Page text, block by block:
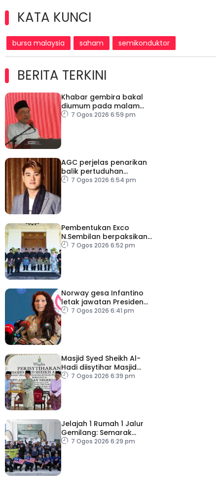
KATA KUNCI
bursa malaysia saham semikonduktor
BERITA TERKINI
Khabar gembira bakal
diumum pada malam
ambang merdeka
7 Ogos 2026 6:59 pm
AGC perjelas penarikan
balik pertuduhan
terhadap Nicky Liow
7 Ogos 2026 6:54 pm
Pembentukan Exco
N.Sembilan berpaksikan
cekap, integriti dan kerja
7 Ogos 2026 6:52 pm
Norway gesa Infantino
letak jawatan Presiden
FIFA7 Ogos 2026 6:41 pm
Masjid Syed Sheikh Al-
Hadi diisytihar Masjid
Pelancongan Negeri
7 Ogos 2026 6:39 pm
Jelajah 1 Rumah 1 Jalur
Gemilang: Semarak
semangat patriotisme
7 Ogos 2026 6:29 pm